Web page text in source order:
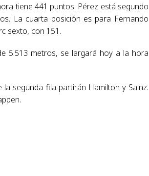
tiene 441 puntos. Pérez está segundo
La cuarta posición es para Fernando
sexto, con 151.
5.513 metros, se largará hoy a la hora
segunda fila partirán Hamilton y Sainz.